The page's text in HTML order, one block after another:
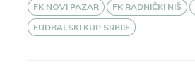
FK NOVI PAZAR
FK RADNIČKI NIŠ
FUDBALSKI KUP SRBIJE